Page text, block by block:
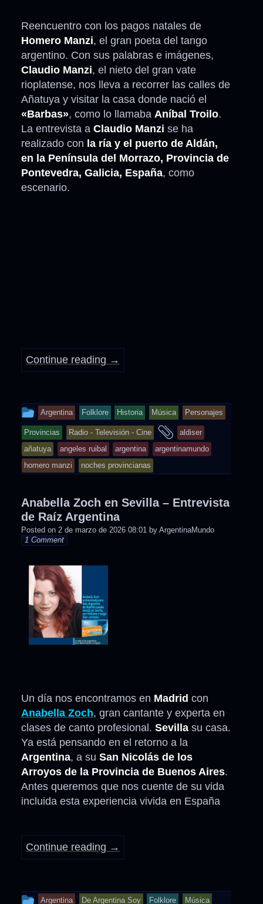
Reencuentro con los pagos natales de
Homero Manzi, el gran poeta del tango
argentino. Con sus palabras e imágenes,
Claudio Manzi, el nieto del gran vate
rioplatense, nos lleva a recorrer las calles de
Añatuya y visitar la casa donde nació el
«Barbas», como lo llamaba Aníbal Troilo.
La entrevista a Claudio Manzi se ha
realizado con la ría y el puerto de Aldán,
en la Península del Morrazo, Provincia de
Pontevedra, Galicia, España, como
escenario.
Continue reading →
This
entry
was
posted
in
Argentina Folklore Historia Música Personajes
Provincias Radio - Televisión - Cine
and
tagged
aldiser
añatuya
angeles ruibal argentina
argentinamundo
homero manzi
noches provincianas
Anabella Zoch en Sevilla – Entrevista
de Raíz Argentina
Posted on 2 de marzo de 2026 08:01 by ArgentinaMundo
1 Comment
Un día nos encontramos en Madrid con
Anabella Zoch, gran cantante y experta en
clases de canto profesional. Sevilla su casa.
Ya está pensando en el retorno a la
Argentina, a su San Nicolás de los
Arroyos de la Provincia de Buenos Aires.
Antes queremos que nos cuente de su vida
incluida esta experiencia vivida en España
Continue reading →
This
Argentina De Argentina Soy Folklore Música